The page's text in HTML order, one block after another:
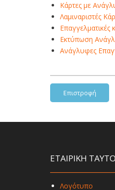
Κάρτες με
Λαμιναριστές
Επαγγελματικές
Εκτύπωση
Ανάγλυφες
Επιστροφή
ΕΤΑΙΡΙΚΗ
Λογότυπο